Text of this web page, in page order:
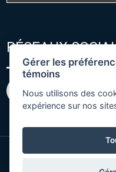
RÉSEAUX
© Copyright 2026
Gérer les
témoins
Nous utilisons des
expérience sur nos